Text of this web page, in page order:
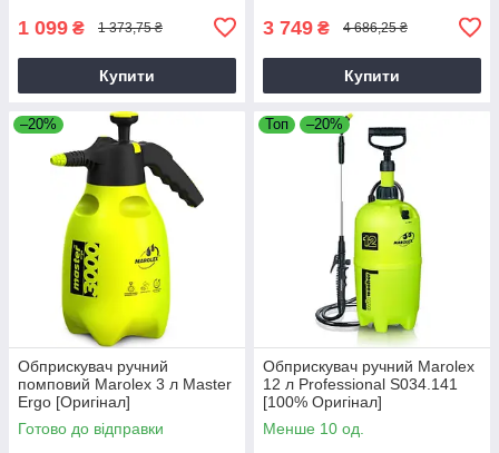
1 099 ₴ 1 373,75 ₴
Купити
3 749 ₴ 4 686,25 ₴
Купити
–20%
Обприскувач ручний
помповий Marolex 3 л Master
Ergo [Оригінал]
Готово до відправки
Топ –20%
Обприскувач ручний Marolex
12 л Professional S034.141
[100% Оригінал]
Менше 10 од.